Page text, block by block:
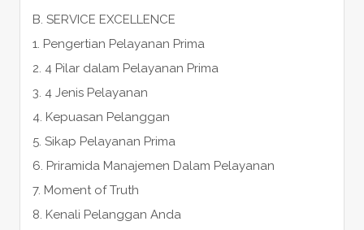
B. SERVICE EXCELLENCE
1. Pengertian Pelayanan Prima
2. 4 Pilar dalam Pelayanan Prima
3. 4 Jenis Pelayanan
4. Kepuasan Pelanggan
5. Sikap Pelayanan Prima
6. Priramida Manajemen Dalam Pelayanan
7. Moment of Truth
8. Kenali Pelanggan Anda